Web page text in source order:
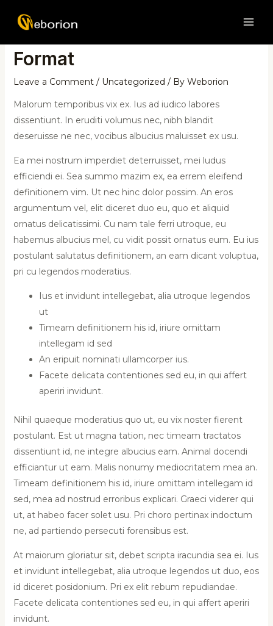
Soundcloud Audio Post
Format
Leave a Comment / Uncategorized / By Weborion
Malorum temporibus vix ex. Ius ad iudico labores
dissentiunt. In eruditi volumus nec, nibh blandit
deseruisse ne nec, vocibus albucius maluisset ex usu.
Ea mei nostrum imperdiet deterruisset, mei ludus
efficiendi ei. Sea summo mazim ex, ea errem eleifend
definitionem vim. Ut nec hinc dolor possim. An eros
argumentum vel, elit diceret duo eu, quo et aliquid
ornatus delicatissimi. Cu nam tale ferri utroque, eu
habemus albucius mel, cu vidit possit ornatus eum. Eu ius
postulant salutatus definitionem, an eam dicant voluptua,
pri cu legendos moderatius.
Ius et invidunt intellegebat, alia utroque legendos
ut
Timeam definitionem his id, iriure omittam
intellegam id sed
An eripuit nominati ullamcorper ius.
Facete delicata contentiones sed eu, in qui affert
aperiri invidunt.
Nihil quaeque moderatius quo ut, eu vix noster fierent
postulant. Est ut magna tation, nec timeam tractatos
dissentiunt id, ne integre albucius eam. Animal docendi
efficiantur ut eam. Malis nonumy mediocritatem mea an.
Timeam definitionem his id, iriure omittam intellegam id
sed, mea ad nostrud erroribus explicari. Graeci viderer qui
ut, at habeo facer solet usu. Pri choro pertinax indoctum
ne, ad partiendo persecuti forensibus est.
At maiorum gloriatur sit, debet scripta iracundia sea ei. Ius
et invidunt intellegebat, alia utroque legendos ut duo, eos
id diceret posidonium. Pri ex elit rebum repudiandae.
Facete delicata contentiones sed eu, in qui affert aperiri
invidunt.
navigation